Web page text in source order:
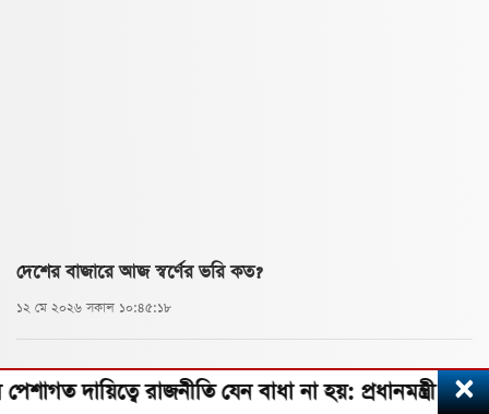
দেশের বাজারে আজ স্বর্ণের ভরি কত?
১২ মে ২০২৬ সকাল ১০:৪৫:১৮
রাজনীতি যেন বাধা না হয়: প্রধানমন্ত্রী তারেক×